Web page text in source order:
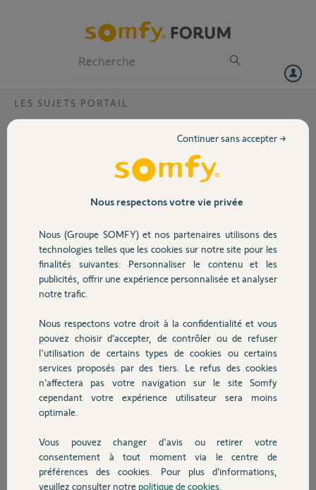
Volet
Sécurité
Domotique
Chauffage
Autres produits
Devis avec un pro
LES SUJETS PORTAIL
Boitier 5062773 neuf, recu ce matin de SOMFY.
Apres l'apprentissage de 2 OUV/FER, la vitesse d'ouverture et
fermeture est tres lente, plus lente que celle durant l'apprentissage.
jose B.
il y a environ 10 ans
Participer au fil de discussion
Réponses
Bonjour José,
De quel type de motorisation s'agit il ?
Qu'indique les voyants ?
merci pour cette intervention rapide.
Nous respectons votre vie privée
Nous (Groupe SOMFY) et nos partenaires utilisons des
technologies telles que les cookies sur notre site pour les
finalités suivantes: Personnaliser le contenu et les
publicités, offrir une expérience personnalisée et analyser
notre trafic.
Nous respectons votre droit à la confidentialité et vous
pouvez choisir d’accepter, de contrôler ou de refuser
l'utilisation de certains types de cookies ou certains
services proposés par des tiers. Le refus des cookies
n’affectera pas votre navigation sur le site Somfy
cependant votre expérience utilisateur sera moins
optimale.
Vous pouvez changer d'avis ou retirer votre
consentement à tout moment via le centre de
préférences des cookies. Pour plus d’informations,
veuillez consulter notre politique de cookies
Continuer sans accepter →